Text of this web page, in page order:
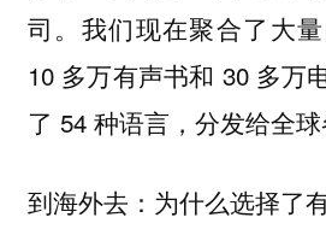
司。我们现在聚合了大
10 多万有声书和 30 多万
了 54 种语言，分发给全球
到海外去：为什么选择了